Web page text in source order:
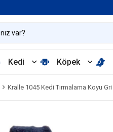
Kedi Köpek
Kralle 1045 Kedi Tırmalama Koyu